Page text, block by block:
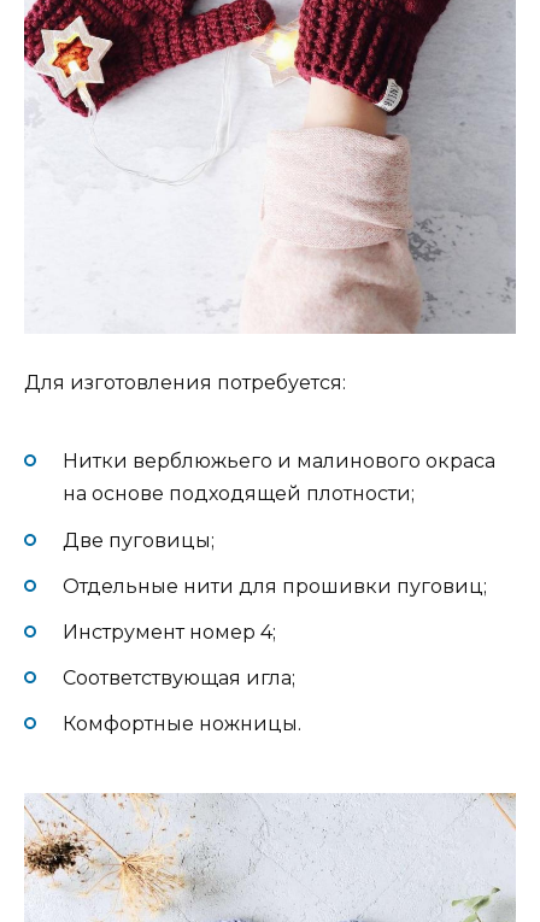
Для изготовления потребуется:
Нитки верблюжьего и малинового окраса
на основе подходящей плотности;
Две пуговицы;
Отдельные нити для прошивки пуговиц;
Инструмент номер 4;
Соответствующая игла;
Комфортные ножницы.